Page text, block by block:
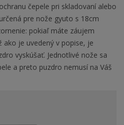
čepele pri skladovaní alebo
pre nože gyuto s 18cm
pokiaľ máte záujem
ako je uvedený v popise, je
vyskúšať. Jednotlivé nože sa
a preto puzdro nemusí na Váš